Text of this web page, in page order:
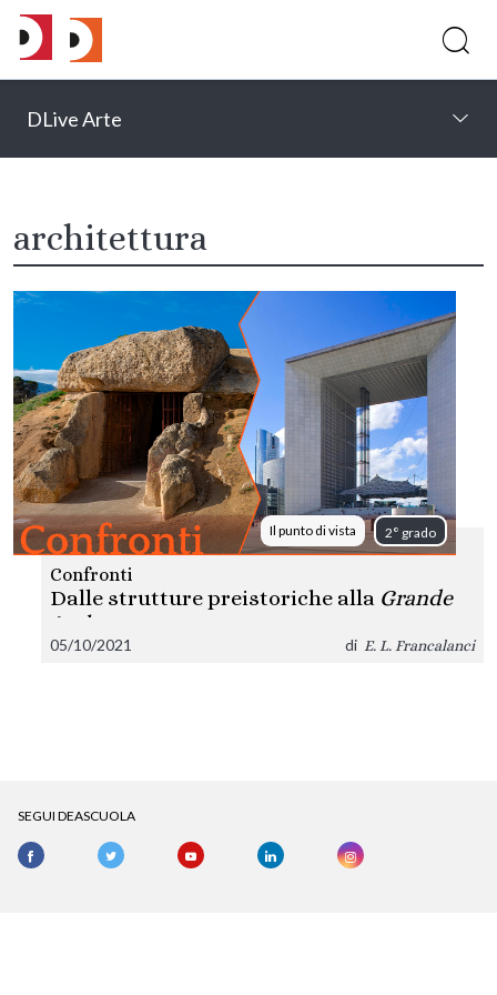
DLive Arte
architettura
Il punto di vista 2° grado
Confronti
Dalle strutture preistoriche alla Grande
Arche
05/10/2021 di E. L. Francalanci
SEGUI DEASCUOLA